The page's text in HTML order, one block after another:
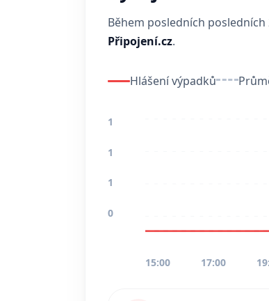
Během posledních
Připojení.cz.
Hlášení výpadků
1
1
1
0
15:00 17:00